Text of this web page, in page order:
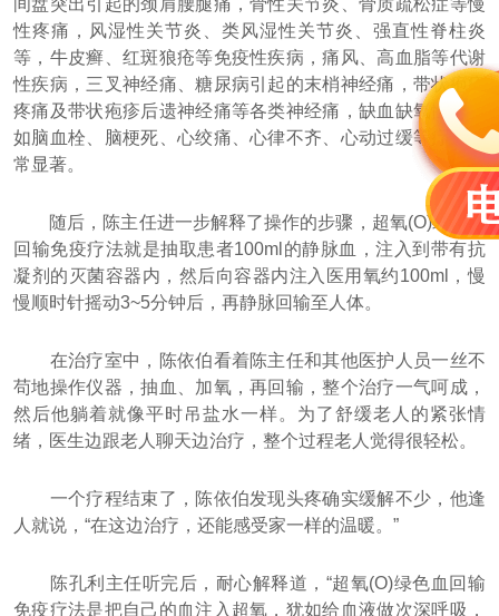
间盘突出引起的颈肩腰腿痛，骨性关节炎、骨质疏松症等慢
性疼痛，风湿性关节炎、类风湿性关节炎、强直性脊柱炎
等，牛皮癣、红斑狼疮等免疫性疾病，痛风、高血脂等代谢
性疾病，三叉神经痛、糖尿病引起的末梢神经痛，带状疱疹
疼痛及带状疱疹后遗神经痛等各类神经痛，缺血缺氧性疾病
如脑血栓、脑梗死、心绞痛、心律不齐、心动过缓等疗效非
常显著。
随后，陈主任进一步解释了操作的步骤，超氧(O)绿色血
回输免疫疗法就是抽取患者100ml的静脉血，注入到带有抗
凝剂的灭菌容器内，然后向容器内注入医用氧约100ml，慢
慢顺时针摇动3~5分钟后，再静脉回输至人体。
在治疗室中，陈依伯看着陈主任和其他医护人员一丝不
苟地操作仪器，抽血、加氧，再回输，整个治疗一气呵成，
然后他躺着就像平时吊盐水一样。为了舒缓老人的紧张情
绪，医生边跟老人聊天边治疗，整个过程老人觉得很轻松。
一个疗程结束了，陈依伯发现头疼确实缓解不少，他逢
人就说，“在这边治疗，还能感受家一样的温暖。”
陈孔利主任听完后，耐心解释道，“超氧(O)绿色血回输
免疫疗法是把自己的血注入超氧，犹如给血液做次深呼吸，